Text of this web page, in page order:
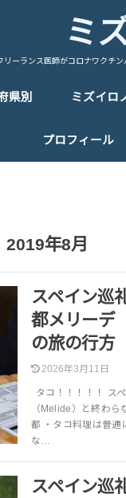
ミ
リーランス医師がコロナワクチ
中国/China
台湾/Taiwan
韓国/Korea
タイ/Thailand
マレーシア/Malaysia
シンガポール/
ベトナム/Vietnam
カンボジア/Cambodia
ラオス/Laos
ミャンマー/Myanmar
インドネシア/
インド/India
ネパール/Nepal
トルコ/Turkey
イラン/Iran
アラブ首長国連邦/
イタリア/Italy
フランス/France
スペイン/Spain
ポルトガル/Portugal
ドイツ/Germany
スイス/Switherland
オランダ/Netherland
ベルギー/Bergium
チェコ/Czech
オーストリア/Austria
ハンガリー/Hungary
ポーランド/Poland
エストニア/Estonia
ラトビア/Latvia
リトアニア/Lithuania
フィンランド/Finland
ギリシャ/Greece
ロシア/Russia
エジプト/Egypt
エチオピア/Ethiopia
ケニア/Kenya
ウガンダ/Uganda
ルワンダ/Rwanda
タンザニア/Tanzania
マラウイ/Malawi
ザンビア/Zambia
ジンバブエ/Zinbabwe
ボツワナ/Botswana
ナミビア/Namibia
レソト/Lethoto
南アフリカ共和国/
モロッコ/Morocco
カナダ/Canada
メキシコ/Mexico
キューバ/cuba
県別 ミズイロ
プロフィール
2019年8月
スペイン巡
都メリーデ
の旅の行方
2026年3月11日
タコ！！！！！ ス
（Melide）と終わ
都 ・タコ料理は普通
な…
スペイン巡